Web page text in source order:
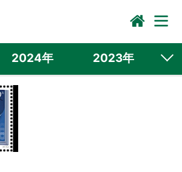
2024年
2023年
2021年
2018年